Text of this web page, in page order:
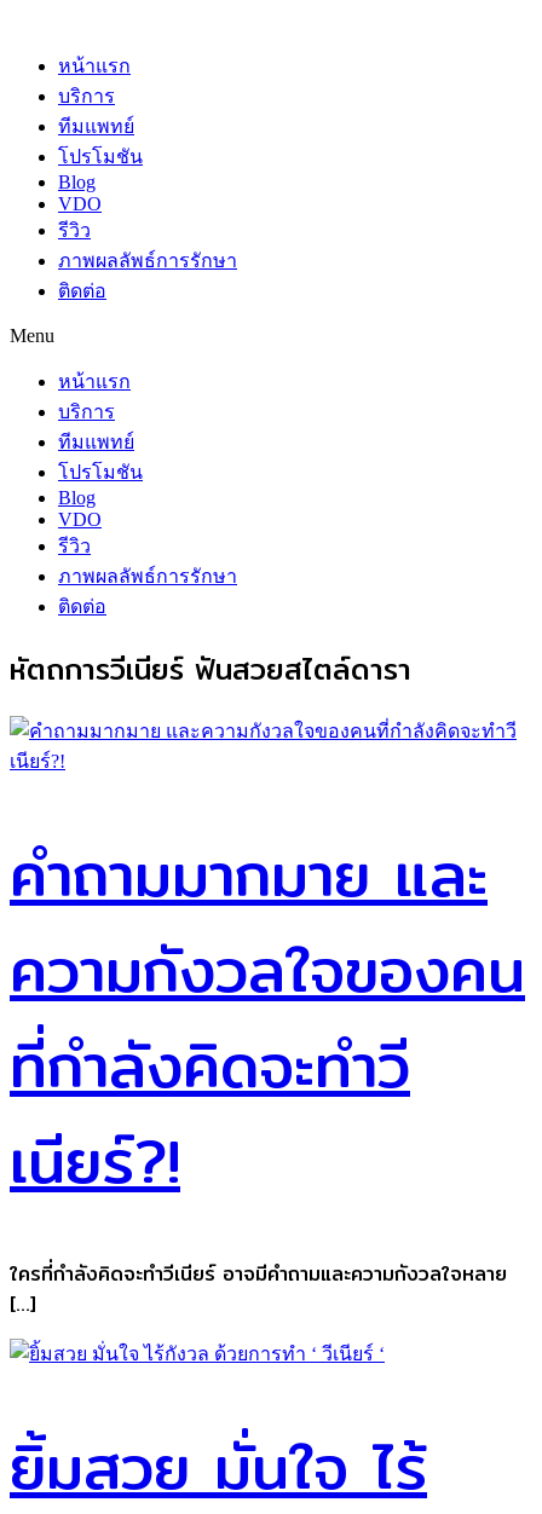
contentหน้าแรก
บริการ
ทีมแพทย์
โปรโมชัน
Blog
VDO
รีวิว
ภาพผลลัพธ์การรักษา
ติดต่อ
Menu
หน้าแรก
บริการ
ทีมแพทย์
โปรโมชัน
Blog
VDO
รีวิว
ภาพผลลัพธ์การรักษา
ติดต่อ
หัตถการวีเนียร์ ฟันสวยสไตล์ดารา
คำถามมากมาย และ
ความกังวลใจของคน
ที่กำลังคิดจะทำวี
เนียร์?!
ใครที่กำลังคิดจะทำวีเนียร์ อาจมีคำถามและความกังวลใจหลาย
[…]
ยิ้มสวย มั่นใจ ไร้